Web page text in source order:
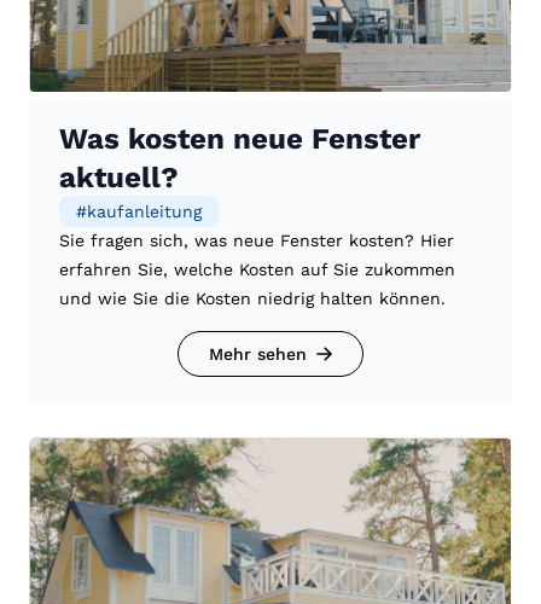
Was kosten neue Fenster
aktuell?
#kaufanleitung
Sie fragen sich, was neue Fenster kosten? Hier
erfahren Sie, welche Kosten auf Sie zukommen
und wie Sie die Kosten niedrig halten können.
Mehr sehen